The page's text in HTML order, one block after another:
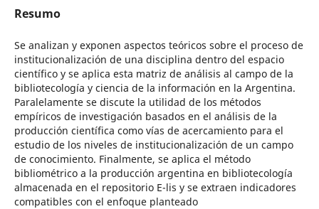
Resumo
Se analizan y exponen aspectos teóricos sobre el proceso de
institucionalización de una disciplina dentro del espacio
científico y se aplica esta matriz de análisis al campo de la
bibliotecología y ciencia de la información en la Argentina.
Paralelamente se discute la utilidad de los métodos
empíricos de investigación basados en el análisis de la
producción científica como vías de acercamiento para el
estudio de los niveles de institucionalización de un campo
de conocimiento. Finalmente, se aplica el método
bibliométrico a la producción argentina en bibliotecología
almacenada en el repositorio E-lis y se extraen indicadores
compatibles con el enfoque planteado